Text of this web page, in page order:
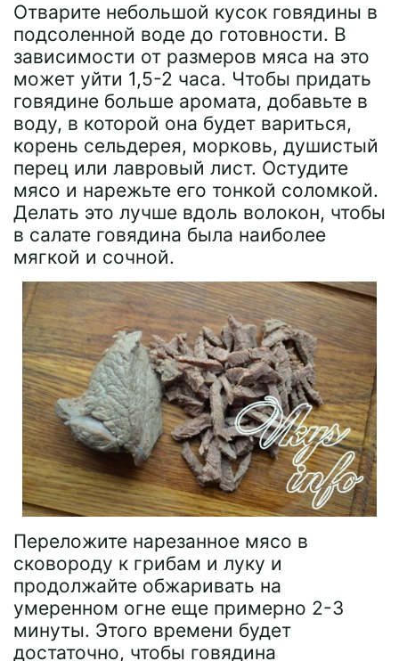
Отварите небольшой кусок говядины в
подсоленной воде до готовности. В
зависимости от размеров мяса на это
может уйти 1,5-2 часа. Чтобы придать
говядине больше аромата, добавьте в
воду, в которой она будет вариться,
корень сельдерея, морковь, душистый
перец или лавровый лист. Остудите
мясо и нарежьте его тонкой соломкой.
Делать это лучше вдоль волокон, чтобы
в салате говядина была наиболее
мягкой и сочной.
Переложите нарезанное мясо в
сковороду к грибам и луку и
продолжайте обжаривать на
умеренном огне еще примерно 2-3
минуты. Этого времени будет
достаточно, чтобы говядина